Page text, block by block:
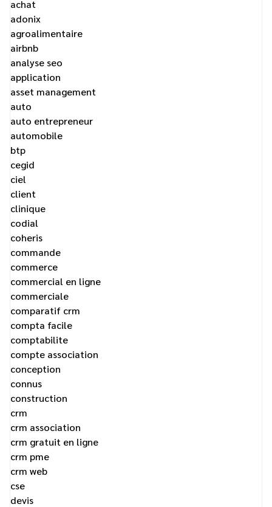
achat
adonix
agroalimentaire
airbnb
analyse seo
application
asset management
auto
auto entrepreneur
automobile
btp
cegid
ciel
client
clinique
codial
coheris
commande
commerce
commercial en ligne
commerciale
comparatif crm
compta facile
comptabilite
compte association
conception
connus
construction
crm
crm association
crm gratuit en ligne
crm pme
crm web
cse
devis